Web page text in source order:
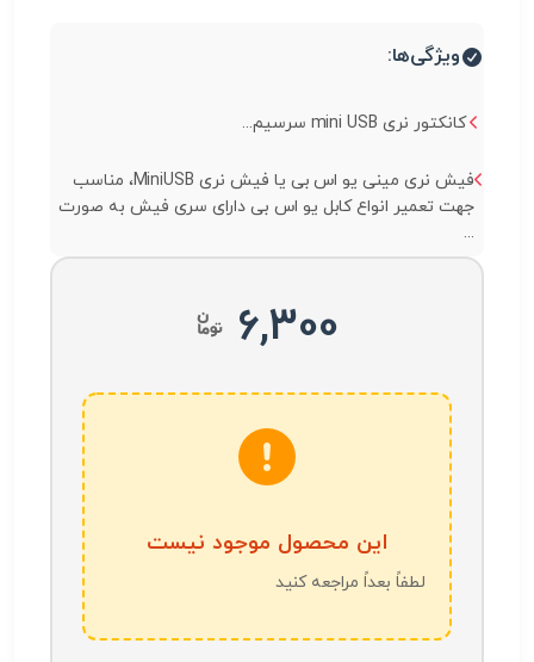
ویژگی‌ها:
کانکتور نری mini USB سرسیم...
فیش نری مینی یو اس بی یا فیش نری MiniUSB، مناسب
جهت تعمیر انواع کابل یو اس بی دارای سری فیش به صورت
...
6,300
این محصول موجود نیست
لطفاً بعداً مراجعه کنید